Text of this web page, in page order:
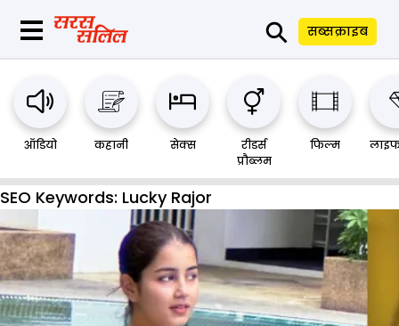
⚲ सब्सक्राइब
ऑडियो कहानी सेक्स
रीडर्स
प्रौब्लम
फिल्म
SEO Keywords: Lucky Rajor